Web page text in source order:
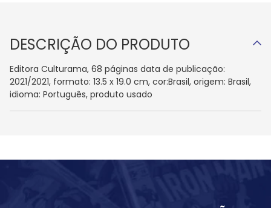
DESCRIÇÃO DO PRODUTO
Editora Culturama, 68 páginas data de publicação:
2021/2021, formato: 13.5 x 19.0 cm, cor:Brasil, origem: Brasil,
idioma: Português, produto usado